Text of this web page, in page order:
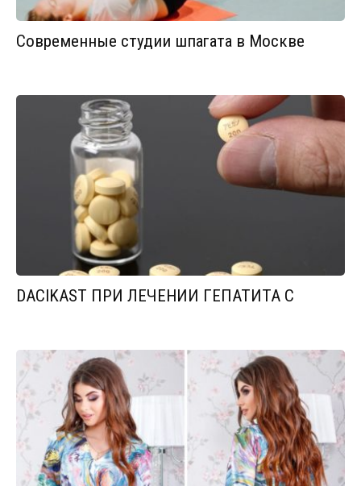
Современные студии шпагата в Москве
DACIKAST ПРИ ЛЕЧЕНИИ ГЕПАТИТА С